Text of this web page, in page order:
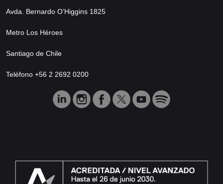
Avda. Bernardo O’Higgins 1825
Metro Los Héroes
Santiago de Chile
Teléfono +56 2 2692 0200